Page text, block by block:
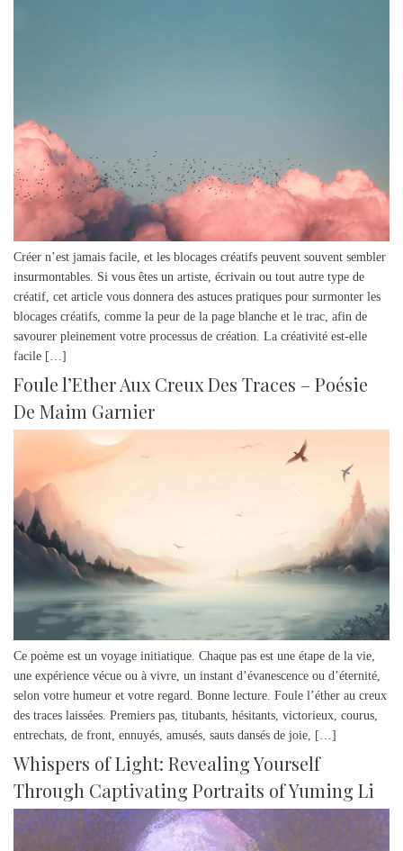
Créer n’est jamais facile, et les blocages créatifs peuvent souvent sembler
insurmontables. Si vous êtes un artiste, écrivain ou tout autre type de
créatif, cet article vous donnera des astuces pratiques pour surmonter les
blocages créatifs, comme la peur de la page blanche et le trac, afin de
savourer pleinement votre processus de création. La créativité est-elle
facile […]
Foule l’Ether Aux Creux Des Traces – Poésie
De Maim Garnier
Ce poème est un voyage initiatique. Chaque pas est une étape de la vie,
une expérience vécue ou à vivre, un instant d’évanescence ou d’éternité,
selon votre humeur et votre regard. Bonne lecture. Foule l’éther au creux
des traces laissées. Premiers pas, titubants, hésitants, victorieux, courus,
entrechats, de front, ennuyés, amusés, sauts dansés de joie, […]
Whispers of Light: Revealing Yourself
Through Captivating Portraits of Yuming Li